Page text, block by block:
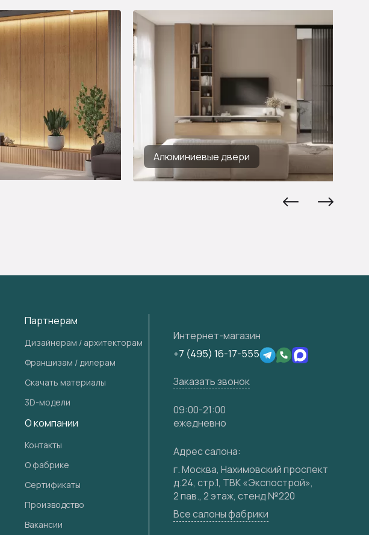
Алюминиевые двери
Партнерам
Дизайнерам / архитекторам
Франшизам / дилерам
Скачать материалы
3D-модели
О компании
Контакты
О фабрике
Сертификаты
Производство
Вакансии
Интернет-магазин
+7 (495) 16-17-555
Заказать звонок
09:00-21:00
ежедневно
Адрес салона:
г. Москва, Нахимовский проспект
д.24, стр.1, ТВК «Экспострой»,
2 пав., 2 этаж, стенд №220
Все салоны фабрики